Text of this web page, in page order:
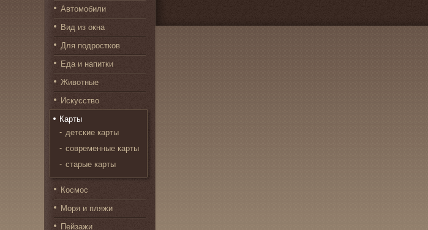
Автомобили
Вид из окна
Для подростков
Еда и напитки
Животные
Искусство
Карты
детские карты
современные карты
старые карты
Космос
Моря и пляжи
Пейзажи